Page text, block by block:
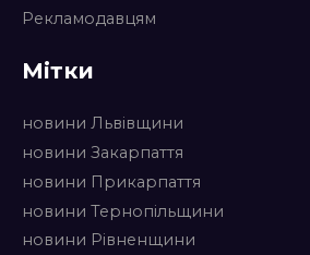
Рекламодавцям
Мітки
новини Львівщини
новини Закарпаття
новини Прикарпаття
новини Тернопільщини
новини Рівненщини